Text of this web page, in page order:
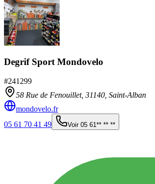
Degrif Sport Mondovelo
#241299
58 Rue de Fenouillet, 31140 Saint-Alban
mondovelo.fr
05 61 70 41 49
Voir 05 61** ** **